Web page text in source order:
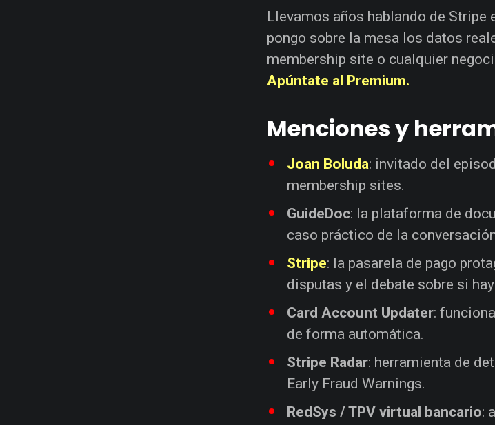
Llevamos años hablando de Stripe
pongo sobre la mesa los datos
membership site o cualquier
Apúntate al Premium.
Menciones y
Joan Boluda: invitado del
membership sites.
GuideDoc: la plataforma de
caso práctico de la
Stripe: la pasarela de pago
disputas y el debate sobre si
Card Account Updater:
de forma automática.
Stripe Radar: herramienta de
Early Fraud Warnings.
RedSys / TPV virtual bancario: